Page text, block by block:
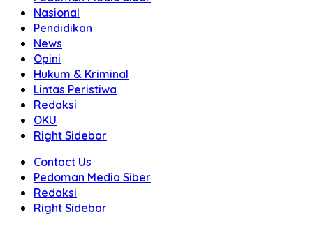
Nasional
Pendidikan
News
Opini
Hukum & Kriminal
Lintas Peristiwa
Redaksi
OKU
Right Sidebar
Contact Us
Pedoman Media Siber
Redaksi
Right Sidebar